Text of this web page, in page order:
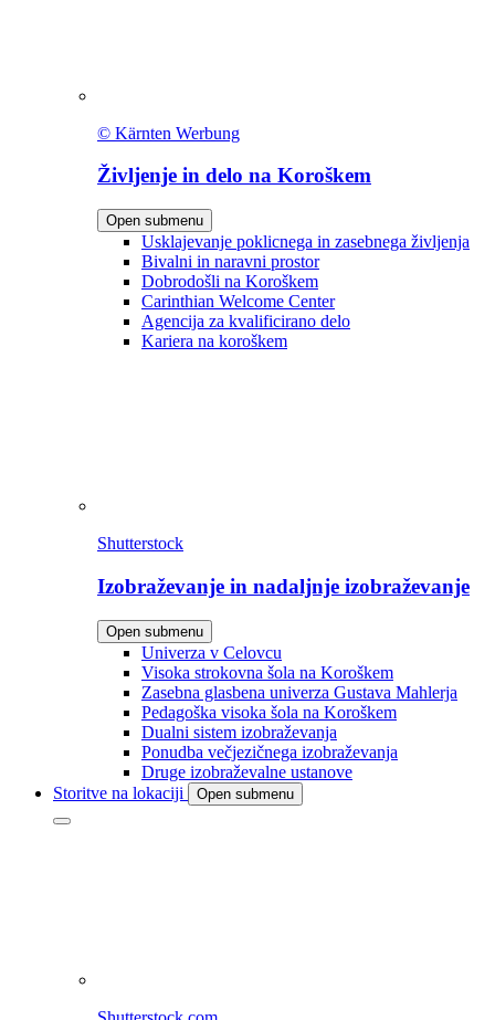
© Kärnten Werbung
Življenje in delo na Koroškem
Open submenu
Usklajevanje poklicnega in zasebnega življenja
Bivalni in naravni prostor
Dobrodošli na Koroškem
Carinthian Welcome Center
Agencija za kvalificirano delo
Kariera na koroškem
Shutterstock
Izobraževanje in nadaljnje izobraževanje
Open submenu
Univerza v Celovcu
Visoka strokovna šola na Koroškem
Zasebna glasbena univerza Gustava Mahlerja
Pedagoška visoka šola na Koroškem
Dualni sistem izobraževanja
Ponudba večjezičnega izobraževanja
Druge izobraževalne ustanove
Storitve na lokaciji
Open submenu